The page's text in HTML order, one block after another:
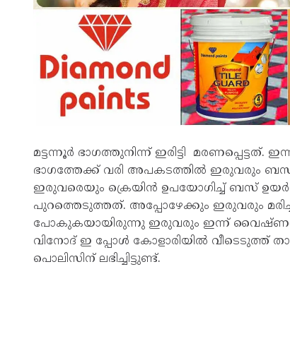
മട്ടന്നൂർ ഭാഗത്തുനിന്ന് ഇരിട്ടി മരണപ്പെട്ടത്.
ഭാഗത്തേക്ക് വരി അപകടത്തിൽ ഇരുവരും
ഇരുവരെയും ക്രെയിൻ ഉപയോഗിച്ച് ബസ്
പുറത്തെടുത്തത്. അപ്പോഴേക്കും ഇരുവരും
പോകുകയായിരുന്നു ഇരുവരും ഇന്ന്
വിനോദ് ഇ പ്പോൾ കോളാരിയിൽ വീടെടുത്ത്
പൊലിസിന് ലഭിച്ചിട്ടുണ്ട്.